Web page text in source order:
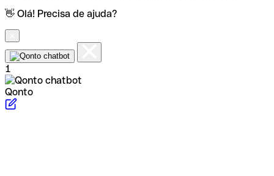
👋 Olá! Precisa de ajuda?
1
Qonto